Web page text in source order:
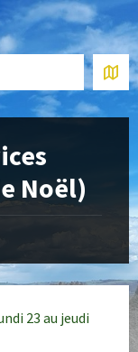
Noël)
23 au jeudi